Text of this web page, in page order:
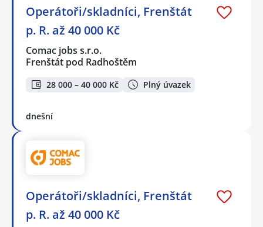
Operátoři/skladníci, Frenštát
p. R. až 40 000 Kč
Comac jobs s.r.o.
Frenštát pod Radhoštěm
28 000 – 40 000 Kč Plný úvazek
dnešní
Operátoři/skladníci, Frenštát
p. R. až 40 000 Kč